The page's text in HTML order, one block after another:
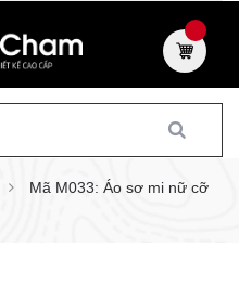
Mã M033: Áo sơ mi nữ cỡ